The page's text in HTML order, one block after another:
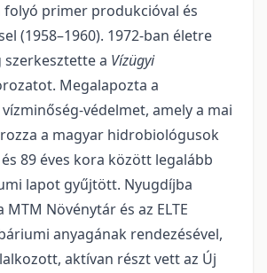
folyó primer produkcióval és
(1958–1960). 1972-ban életre
szerkesztette a Vízügyi
Megalapozta a
védelmet, amely a mai
a magyar hidrobiológusok
89 éves kora között legalább
lapot gyűjtött. Nyugdíjba
Növénytár és az ELTE
anyagának rendezésével,
aktívan részt vett az Új